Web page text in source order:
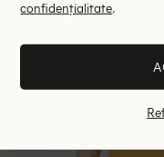
- 35%
confidențialitate.